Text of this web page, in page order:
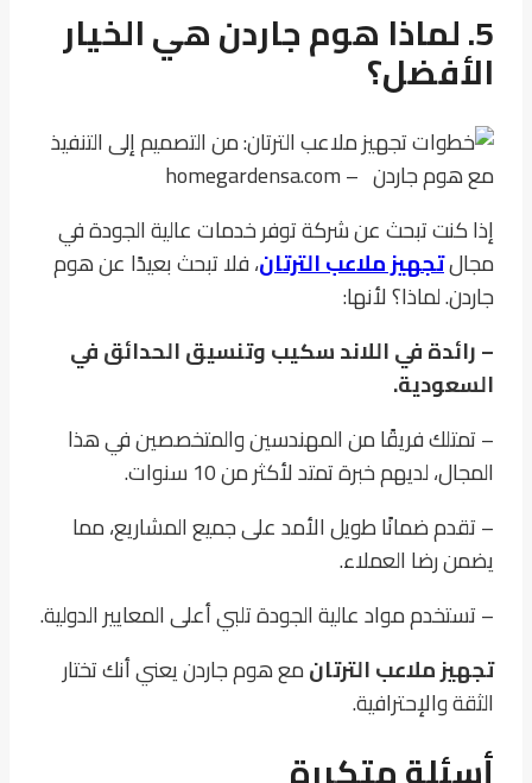
5. لماذا هوم جاردن هي الخيار
الأفضل؟
إذا كنت تبحث عن شركة توفر خدمات عالية الجودة في
مجالتجهيز ملاعب الترتان، فلا تبحث بعيدًا عن هوم
جاردن. لماذا؟ لأنها:
– رائدة في اللاند سكيب وتنسيق الحدائق في
السعودية.
– تمتلك فريقًا من المهندسين والمتخصصين في هذا
المجال، لديهم خبرة تمتد لأكثر من 10 سنوات.
– تقدم ضمانًا طويل الأمد على جميع المشاريع، مما
يضمن رضا العملاء.
– تستخدم مواد عالية الجودة تلبي أعلى المعايير الدولية.
تجهيز ملاعب الترتانمع هوم جاردن يعني أنك تختار
الثقة والإحترافية.